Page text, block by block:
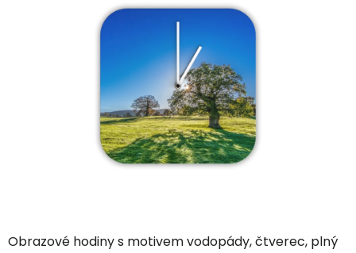
Obrazové hodiny s motivem vodopády, čtverec, plný